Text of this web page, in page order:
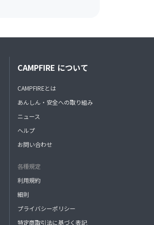
CAMPFIRE について
CAMPFIREとは
あんしん・安全への取り組み
ニュース
ヘルプ
お問い合わせ
各種規定
利用規約
細則
プライバシーポリシー
特定商取引法に基づく表記